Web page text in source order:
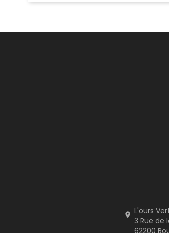
 L'ours Vert
3 Rue de
62200